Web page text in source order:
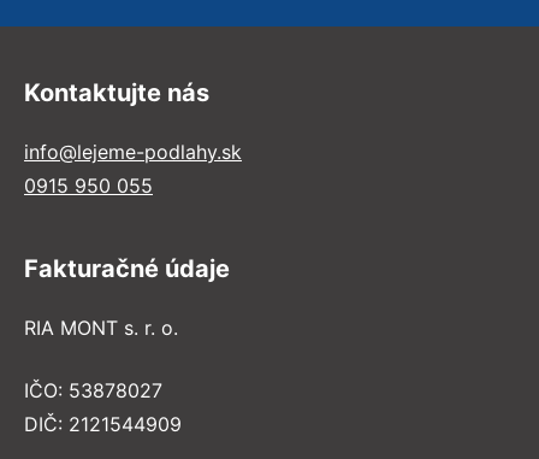
Kontaktujte nás
info@lejeme-podlahy.sk
0915 950 055
Fakturačné údaje
RIA MONT s. r. o.
IČO: 53878027
DIČ: 2121544909